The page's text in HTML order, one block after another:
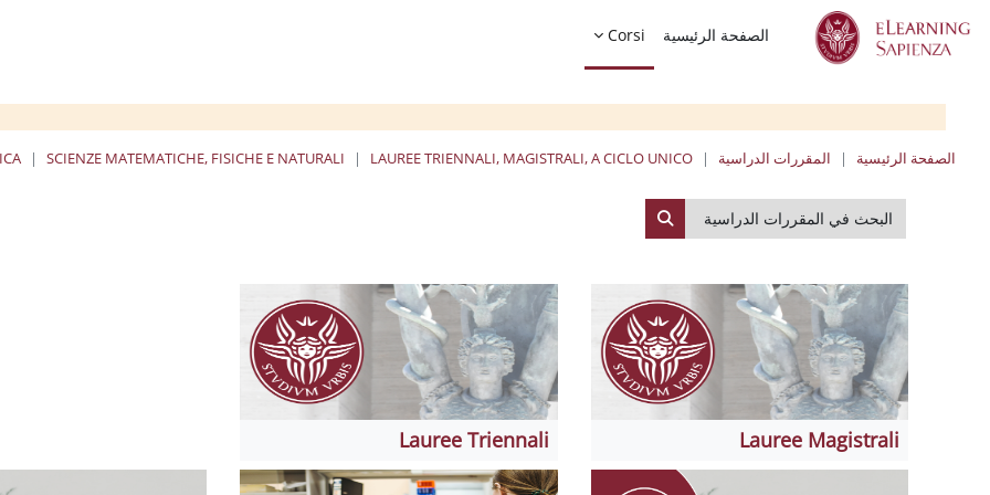
تخطى إلى المحتوى الرئيسي
الصفحة الرئيسية
Corsi
الصفحة الرئيسية المقررات الدراسية LAUREE TRIENNALI, MAGISTRALI, A CICLO UNICO
SCIENZE MATEMATICHE, FISICHE E NATURALI
البحث في المقررات الدراسية
البحث في المقررات الدراسية
Lauree Magistrali
Lauree Triennali